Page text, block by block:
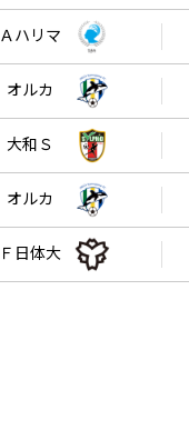
Ａハリマ
オルカ
大和Ｓ
オルカ
Ｆ日体大